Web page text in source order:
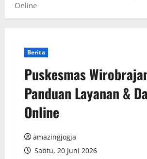
Online
Berita
Puskesmas
Panduan Layanan &
Online
amazingjogja
Sabtu, 20 Juni 2026